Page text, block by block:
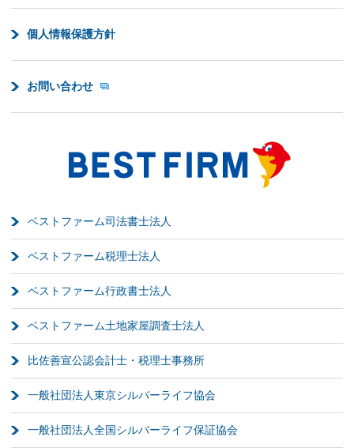
個人情報保護方針
お問い合わせ
ベストファーム司法書士法人
ベストファーム税理士法人
ベストファーム行政書士法人
ベストファーム土地家屋調査士法人
比佐善宣公認会計士・税理士事務所
一般社団法人東京シルバーライフ協会
一般社団法人全国シルバーライフ保証協会